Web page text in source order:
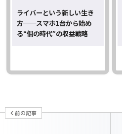
ライバーという新しい生き
方──スマホ1台から始め
る“個の時代”の収益戦略
前の記事